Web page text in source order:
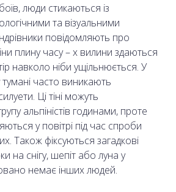
люди стикаються із
та візуальними
повідомляють про
плину часу – х вилини здаються
навколо ніби ущільнюється. У
тумані часто виникають
Ці тіні можуть
альпіністів годинами, проте
у повітрі під час спроби
Також фіксуються загадкові
на снігу, шепіт або луна у
немає інших людей.